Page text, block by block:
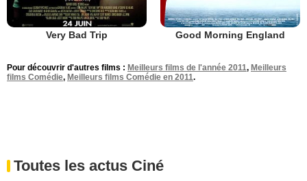
Very Bad Trip Good Morning England
Pour découvrir d'autres films : Meilleurs films de l'année 2011, Meilleurs
films Comédie, Meilleurs films Comédie en 2011.
Toutes les actus Ciné